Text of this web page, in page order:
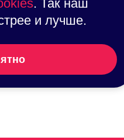
. Так наш
и лучше.